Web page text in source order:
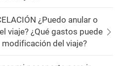
¿Puedo anular o
viaje? ¿Qué gastos puede
del viaje?